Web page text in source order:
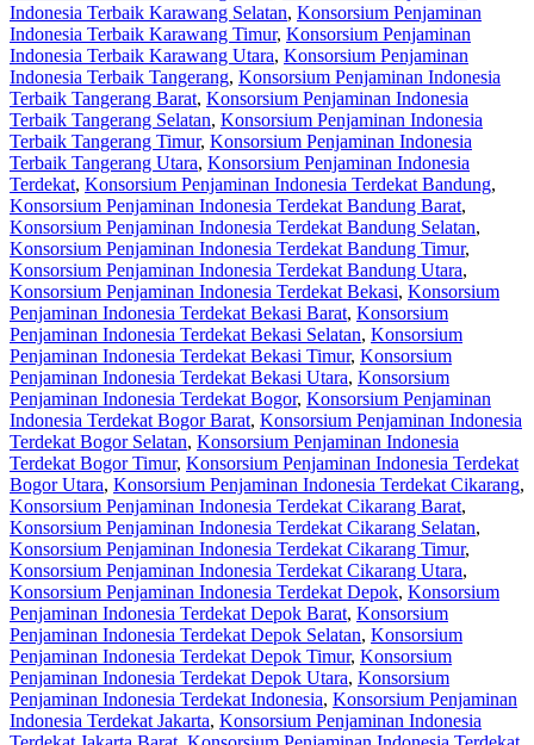
Indonesia Terbaik Karawang Selatan, Konsorsium Penjaminan
Indonesia Terbaik Karawang Timur, Konsorsium Penjaminan
Indonesia Terbaik Karawang Utara, Konsorsium Penjaminan
Indonesia Terbaik Tangerang, Konsorsium Penjaminan Indonesia
Terbaik Tangerang Barat, Konsorsium Penjaminan Indonesia
Terbaik Tangerang Selatan, Konsorsium Penjaminan Indonesia
Terbaik Tangerang Timur, Konsorsium Penjaminan Indonesia
Terbaik Tangerang Utara, Konsorsium Penjaminan Indonesia
Terdekat, Konsorsium Penjaminan Indonesia Terdekat Bandung,
Konsorsium Penjaminan Indonesia Terdekat Bandung Barat,
Konsorsium Penjaminan Indonesia Terdekat Bandung Selatan,
Konsorsium Penjaminan Indonesia Terdekat Bandung Timur,
Konsorsium Penjaminan Indonesia Terdekat Bandung Utara,
Konsorsium Penjaminan Indonesia Terdekat Bekasi, Konsorsium
Penjaminan Indonesia Terdekat Bekasi Barat, Konsorsium
Penjaminan Indonesia Terdekat Bekasi Selatan, Konsorsium
Penjaminan Indonesia Terdekat Bekasi Timur, Konsorsium
Penjaminan Indonesia Terdekat Bekasi Utara, Konsorsium
Penjaminan Indonesia Terdekat Bogor, Konsorsium Penjaminan
Indonesia Terdekat Bogor Barat, Konsorsium Penjaminan Indonesia
Terdekat Bogor Selatan, Konsorsium Penjaminan Indonesia
Terdekat Bogor Timur, Konsorsium Penjaminan Indonesia Terdekat
Bogor Utara, Konsorsium Penjaminan Indonesia Terdekat Cikarang,
Konsorsium Penjaminan Indonesia Terdekat Cikarang Barat,
Konsorsium Penjaminan Indonesia Terdekat Cikarang Selatan,
Konsorsium Penjaminan Indonesia Terdekat Cikarang Timur,
Konsorsium Penjaminan Indonesia Terdekat Cikarang Utara,
Konsorsium Penjaminan Indonesia Terdekat Depok, Konsorsium
Penjaminan Indonesia Terdekat Depok Barat, Konsorsium
Penjaminan Indonesia Terdekat Depok Selatan, Konsorsium
Penjaminan Indonesia Terdekat Depok Timur, Konsorsium
Penjaminan Indonesia Terdekat Depok Utara, Konsorsium
Penjaminan Indonesia Terdekat Indonesia, Konsorsium Penjaminan
Indonesia Terdekat Jakarta, Konsorsium Penjaminan Indonesia